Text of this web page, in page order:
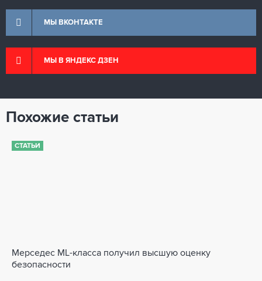
МЫ ВКОНТАКТЕ
МЫ В ЯНДЕКС ДЗЕН
Похожие статьи
СТАТЬИ
Мерседес ML-класса получил высшую оценку
безопасности